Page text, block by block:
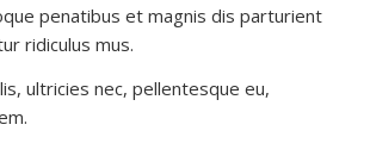
penatibus et magnis dis parturient
ridiculus mus.
ultricies nec, pellentesque eu,